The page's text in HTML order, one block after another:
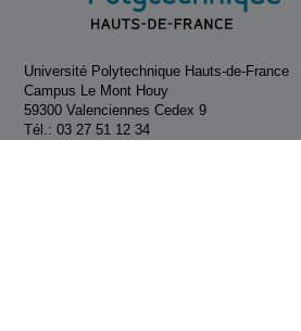
Université Polytechnique Hauts-de-France
Campus Le Mont Houy
59300 Valenciennes Cedex 9
Tél.: 03 27 51 12 34